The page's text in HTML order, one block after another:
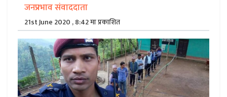
जनप्रभाव संवाददाता
21st June 2020 , 8:42 मा प्रकाशित